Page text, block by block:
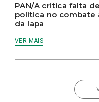
PAN/A critica falta
política no combate
da lapa
VER MAIS